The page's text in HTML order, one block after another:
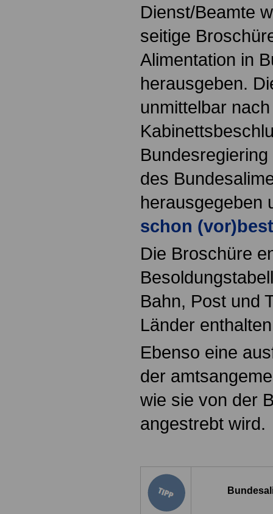
Dienst/Beamte
seitige
Alimentation in
herausgeben.
unmittelbar
des
herausgegeben
schon
Die Broschüre
Bahn, Post und
Länder
Ebenso eine
der
wie sie von der
angestrebt wird.